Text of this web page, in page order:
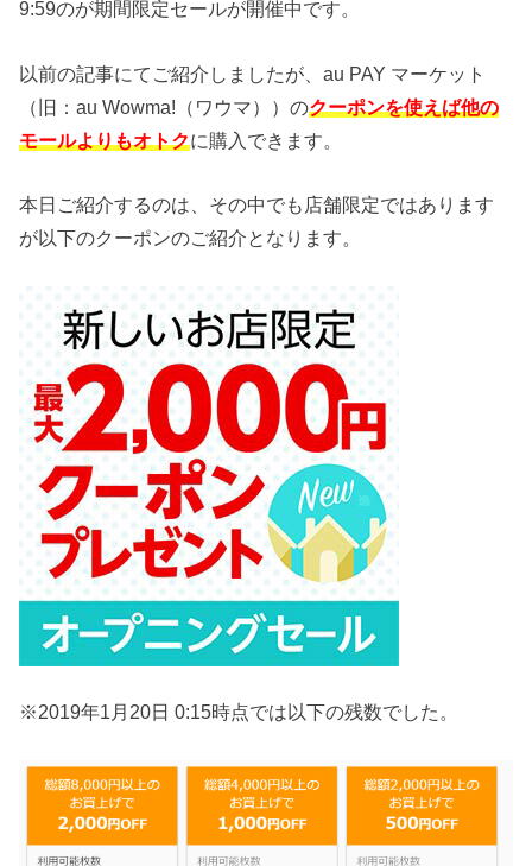
9:59のが期間限定セールが開催中です。
以前の記事にてご紹介しましたが、au PAY マーケット
（旧：au Wowma!（ワウマ））のクーポンを使えば他の
モールよりもオトクに購入できます。
本日ご紹介するのは、その中でも店舗限定ではあります
が以下のクーポンのご紹介となります。
※2019年1月20日 0:15時点では以下の残数でした。